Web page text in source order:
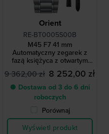
Orient
RE-BT0005S00B
M45 F7 41 mm
Automatyczny zegarek z
fazą księżyca z otwartym
sercem i rezerwą mocy
9 362,00 zł 8 252,00 zł
● Dostawa od 3 do 6 dni
roboczych
Porównaj
Wyświetl produkt